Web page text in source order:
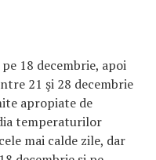
18 decembrie, apoi
21 şi 28 decembrie
apropiate de
temperaturilor
mai calde zile, dar